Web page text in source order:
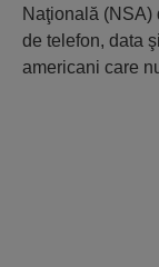
Naţională (NSA)
de telefon, data
americani care